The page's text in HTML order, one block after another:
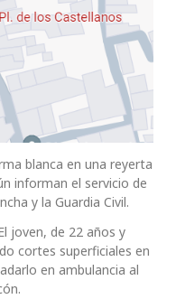
blanca en una reyerta
informan el servicio de
y la Guardia Civil.
joven, de 22 años y
cortes superficiales en
en ambulancia al